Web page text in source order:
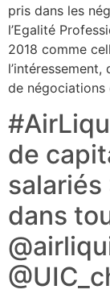
pris dans les
l’Egalité
2018 comme
de
de
salariés
dans